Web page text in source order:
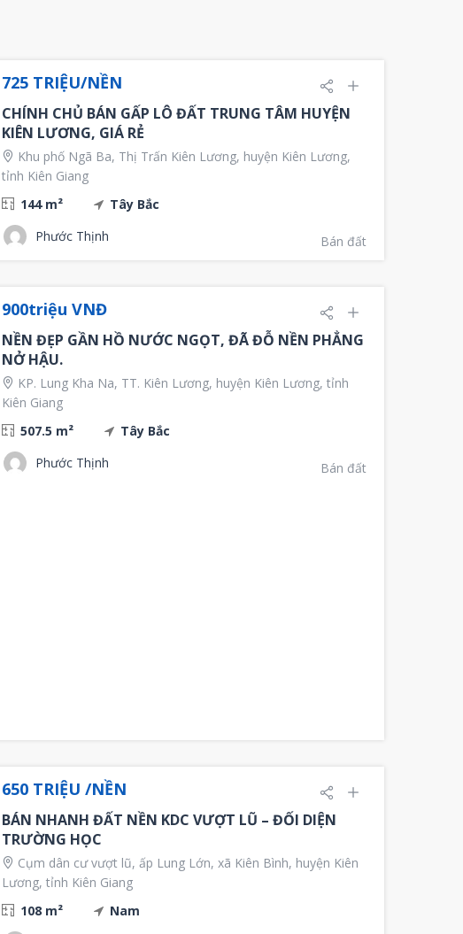
725 TRIỆU/NỀN
CHÍNH CHỦ BÁN GẤP LÔ ĐẤT TRUNG TÂM HUYỆN
KIÊN LƯƠNG, GIÁ RẺ
Khu phố Ngã Ba, Thị Trấn Kiên Lương, huyện Kiên Lương,
tỉnh Kiên Giang
144 m²
Tây Bắc
Phước Thịnh
Bán đất
900triệu VNĐ
NỀN ĐẸP GẦN HỒ NƯỚC NGỌT, ĐÃ ĐỖ NỀN PHẲNG
NỞ HẬU.
KP. Lung Kha Na, TT. Kiên Lương, huyện Kiên Lương, tỉnh
Kiên Giang
507.5 m²
Tây Bắc
Phước Thịnh
Bán đất
650 TRIỆU /NỀN
BÁN NHANH ĐẤT NỀN KDC VƯỢT LŨ – ĐỐI DIỆN
TRƯỜNG HỌC
Cụm dân cư vượt lũ, ấp Lung Lớn, xã Kiên Bình, huyện Kiên
Lương, tỉnh Kiên Giang
108 m²
Nam